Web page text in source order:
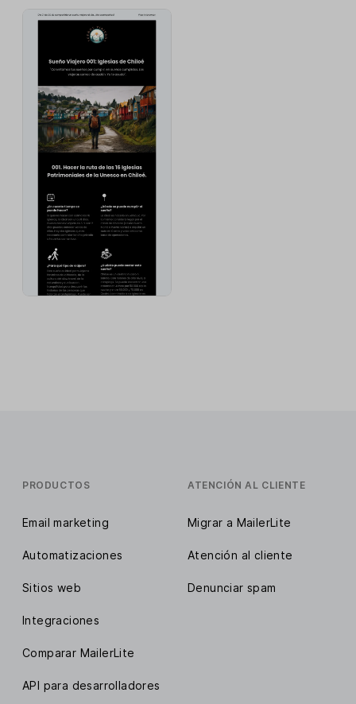
PRODUCTOS
Email marketing
Automatizaciones
Sitios web
Integraciones
Comparar MailerLite
API para desarrolladores
ATENCIÓN AL CLIENTE
Migrar a MailerLite
Atención al cliente
Denunciar spam